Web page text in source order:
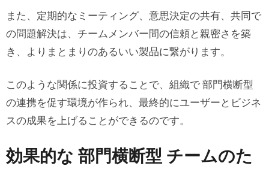
また、定期的なミーティング、意思決定の共有、共同で
の問題解決は、チームメンバー間の信頼と親密さを築
き、よりまとまりのあるいい製品に繋がります。
このような関係に投資することで、組織で 部門横断型
の連携を促す環境が作られ、最終的にユーザーとビジネ
スの成果を上げることができるのです。
効果的な 部門横断型 チームのた